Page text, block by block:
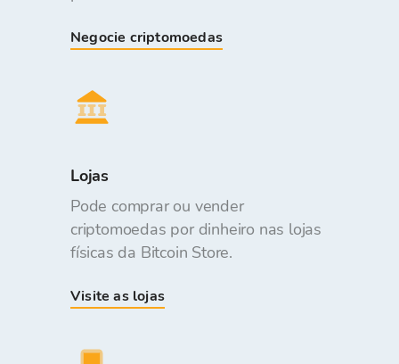
Negocie criptomoedas
Lojas
Pode comprar ou vender
criptomoedas por dinheiro nas lojas
físicas da Bitcoin Store.
Visite as lojas